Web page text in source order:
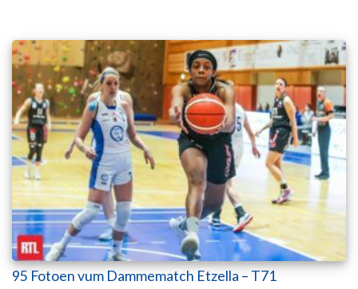
95 Fotoen vum Dammematch Etzella – T71